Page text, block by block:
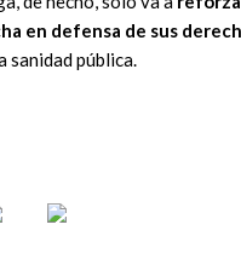
en defensa de sus
sanidad pública.